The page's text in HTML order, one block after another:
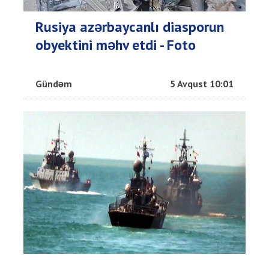
Rusiya azərbaycanlı diasporun
obyektini məhv etdi - Foto
Gündəm 5 Avqust 10:01